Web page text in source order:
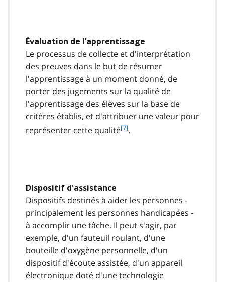
e
7
Évaluation de l’apprentissage
Le processus de collecte et d'interprétation
des preuves dans le but de résumer
l'apprentissage à un moment donné, de
porter des jugements sur la qualité de
l'apprentissage des élèves sur la base de
critères établis, et d'attribuer une valeur pour
représenter cette qualitéf
e
7
[7].
Dispositif d'assistance
Dispositifs destinés à aider les personnes -
principalement les personnes handicapées -
à accomplir une tâche. Il peut s'agir, par
exemple, d'un fauteuil roulant, d'une
bouteille d'oxygène personnelle, d'un
dispositif d'écoute assistée, d'un appareil
électronique doté d'une technologie